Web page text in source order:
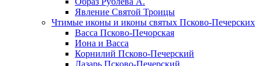
Явление Святой Троицы
Чтимые иконы и иконы святых Псково-Печерских
Васса Псково-Печорская
Иона и Васса
Корнилий Псково-Печерский
Лазарь Псково-Печерский